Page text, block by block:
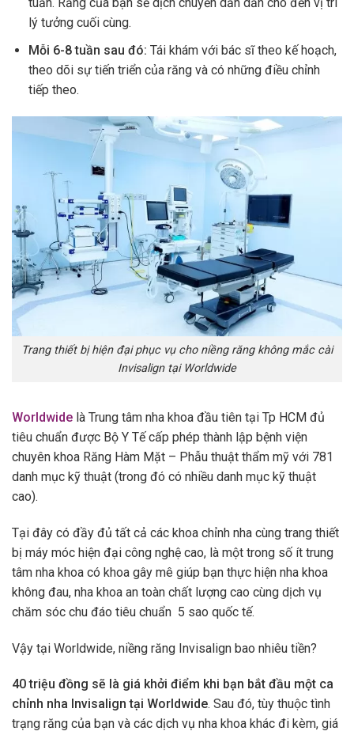
tuần. Răng của bạn sẽ dịch chuyển dần dần cho đến vị trí
lý tưởng cuối cùng.
Mỗi 6-8 tuần sau đó: Tái khám với bác sĩ theo kế hoạch,
theo dõi sự tiến triển của răng và có những điều chỉnh
tiếp theo.
Trang thiết bị hiện đại phục vụ cho niềng răng không mắc cài
Invisalign tại Worldwide
Worldwide là Trung tâm nha khoa đầu tiên tại Tp HCM đủ
tiêu chuẩn được Bộ Y Tế cấp phép thành lập bệnh viện
chuyên khoa Răng Hàm Mặt – Phẫu thuật thẩm mỹ với 781
danh mục kỹ thuật (trong đó có nhiều danh mục kỹ thuật
cao).
Tại đây có đầy đủ tất cả các khoa chỉnh nha cùng trang thiết
bị máy móc hiện đại công nghệ cao, là một trong số ít trung
tâm nha khoa có khoa gây mê giúp bạn thực hiện nha khoa
không đau, nha khoa an toàn chất lượng cao cùng dịch vụ
chăm sóc chu đáo tiêu chuẩn 5 sao quốc tế.
Vậy tại Worldwide, niềng răng Invisalign bao nhiêu tiền?
40 triệu đồng sẽ là giá khởi điểm khi bạn bắt đầu một ca
chỉnh nha Invisalign tại Worldwide. Sau đó, tùy thuộc tình
trạng răng của bạn và các dịch vụ nha khoa khác đi kèm, giá